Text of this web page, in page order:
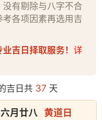
有剔除与八字不合
各项因素再选用吉
吉日择取服务！ 详
吉日共37 天
月廿八 黄道日